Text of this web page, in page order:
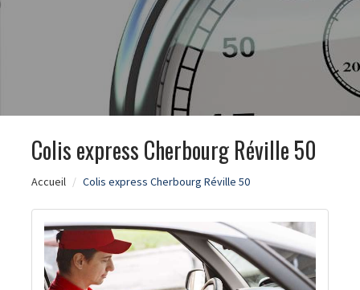
Colis express Cherbourg Réville 50
Accueil Colis express Cherbourg Réville 50